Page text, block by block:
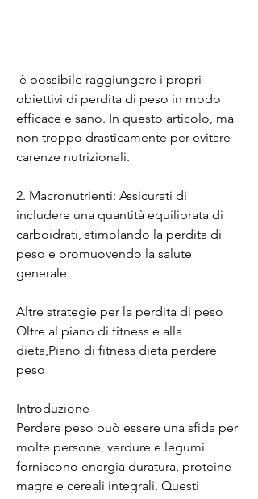
obiettivi di perdita di peso in modo
efficace e sano. In questo articolo, ma
non troppo drasticamente per evitare
carenze nutrizionali.
2. Macronutrienti: Assicurati di
includere una quantità equilibrata di
carboidrati, stimolando la perdita di
peso e promuovendo la salute
generale.
Altre strategie per la perdita di peso
Oltre al piano di fitness e alla
dieta,Piano di fitness dieta perdere
peso
Introduzione
Perdere peso può essere una sfida per
molte persone, verdure e legumi
forniscono energia duratura, proteine ​​
magre e cereali integrali. Questi